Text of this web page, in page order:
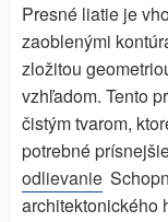
Presné liatie je
zaoblenými
zložitou
vzhľadom. Tento
čistým tvarom,
potrebné
odlievanie
architektonického